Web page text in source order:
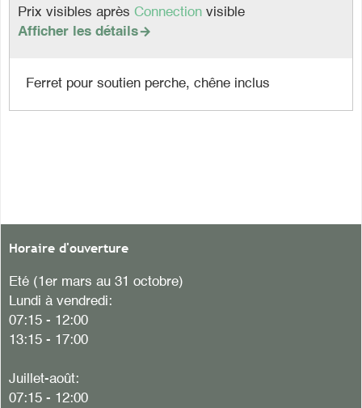
Prix visibles après Connection visible
Afficher les détails
Ferret pour soutien perche, chêne inclus
Horaire d'ouverture
Eté (1er mars au 31 octobre)
Lundi à vendredi:
07:15 - 12:00
13:15 - 17:00
Juillet-août:
07:15 - 12:00